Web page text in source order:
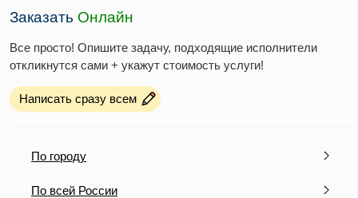
Заказать Онлайн
Все просто! Опишите задачу, подходящие исполнители
откликнутся сами + укажут стоимость услуги!
Написать сразу всем
По городу
По всей России